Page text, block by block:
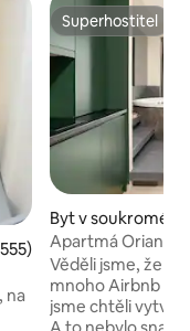
hodnocení 4,9 z 5,
na
Superhostitel
Superhostitel
Byt v soukromém
Apartmá Oriana
výhledem na
Věděli jsme, že v
mnoho Airbnb
jsme chtěli